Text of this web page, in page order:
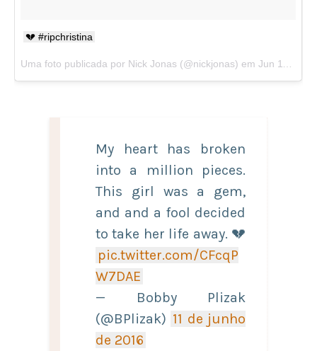
💔 #ripchristina
Uma foto publicada por Nick Jonas (@nickjonas) em Jun 11, 2016 às 12:45 PDT
My heart has broken
into a million pieces.
This girl was a gem,
and and a fool decided
to take her life away. 💔
pic.twitter.com/CFcqP
W7DAE
— Bobby Plizak
(@BPlizak) 11 de junho
de 2016